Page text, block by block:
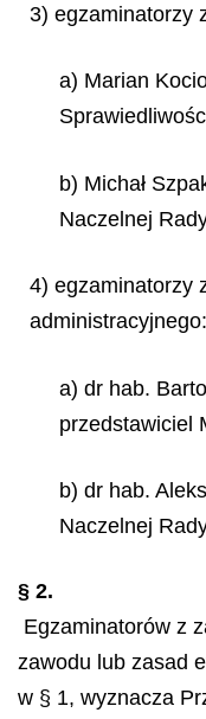
3) egzaminatorzy
a) Marian
b) Michał
Naczelnej
4) egzaminatorzy
administracyjnego:
a) dr hab.
przedstawiciel
b) dr hab.
Naczelnej
§ 2.
Egzaminatorów z
zawodu lub zasad
w § 1, wyznacza